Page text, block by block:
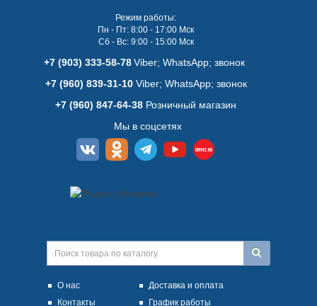
Режим работы:
Пн - Пт: 8:00 - 17:00 Мск
Сб - Вс: 9:00 - 15:00 Мск
+7 (903) 333-58-78 Viber; WhatsАpp; звонок
+7 (960) 839-31-10Viber; WhatsАpp; звонок
+7 (960) 847-64-38 Розничный магазин
Мы в соцсетях
О нас
Доставка и оплата
Контакты
График работы